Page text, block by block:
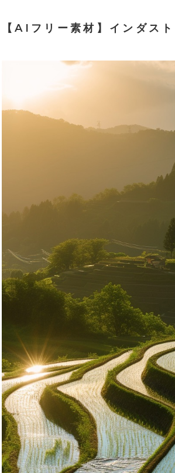
【AIフリー素材】インダ